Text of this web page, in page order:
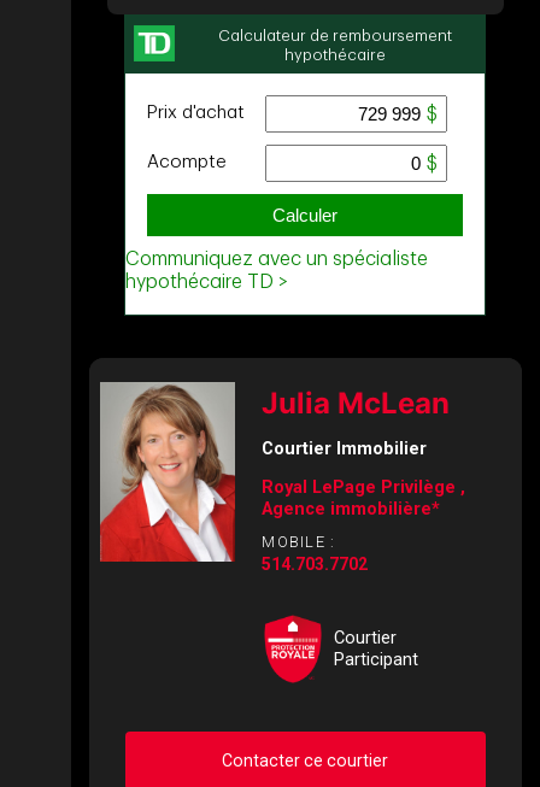
Julia McLean
Courtier Immobilier
Royal LePage Privilège ,
Agence immobilière*
MOBILE :
514.703.7702
Courtier
Participant
Contacter ce courtier